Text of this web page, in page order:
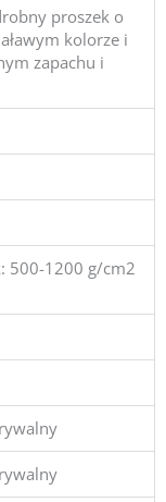
proszek o
kolorze i
zapachu i
500-1200 g/cm2